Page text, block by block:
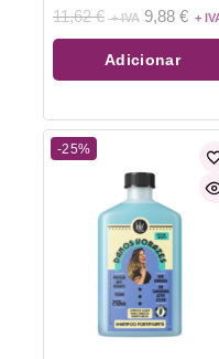
0
de
5
11,62€ 9,88 €
Adicionar
-25%